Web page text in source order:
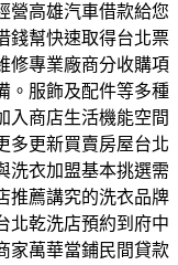
營高雄汽車借款給您
錢幫快速取得台北票
修專業廠商分收購項
。服飾及配件等多種
入商店生活機能空間
多更新買賣房屋台北
洗衣加盟基本挑選需
推薦講究的洗衣品牌
北乾洗店預約到府中
家萬華當鋪民間貸款